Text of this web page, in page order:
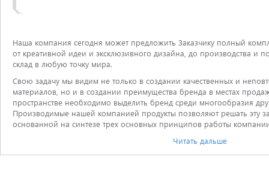
Наша компания сегодня может предложить Заказчику полный
от креативной идеи и эксклюзивного дизайна, до производства и
склад в любую точку мира.
Свою задачу мы видим не только в создании качественных и
материалов, но и в создании преимущества бренда в местах
пространстве необходимо выделить бренд среди многообразия
Производимые нашей компанией продукты позволяют решать эту
основанной на синтезе трех основных принципов работы
Читать дальше